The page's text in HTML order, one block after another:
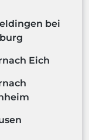
bei
Eich